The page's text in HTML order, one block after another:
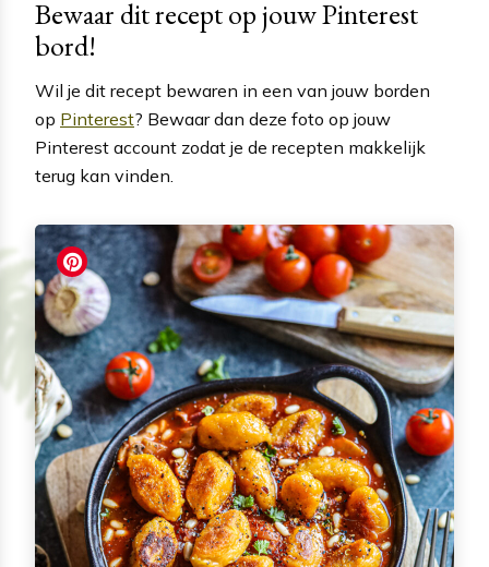
Bewaar dit recept op jouw Pinterest
bord!
Wil je dit recept bewaren in een van jouw borden
op Pinterest? Bewaar dan deze foto op jouw
Pinterest account zodat je de recepten makkelijk
terug kan vinden.